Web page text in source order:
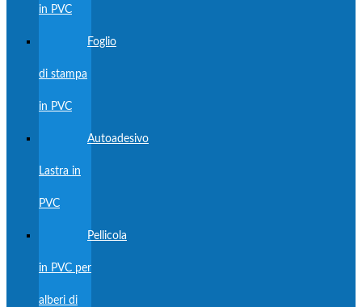
in PVC
Foglio
di stampa
in PVC
Autoadesivo
Lastra in
PVC
Pellicola
in PVC per
alberi di